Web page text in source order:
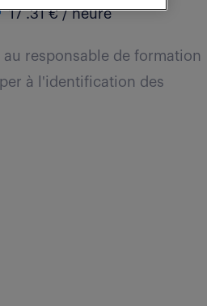
17 .31 € / heure
responsable de formation
à l'identification des